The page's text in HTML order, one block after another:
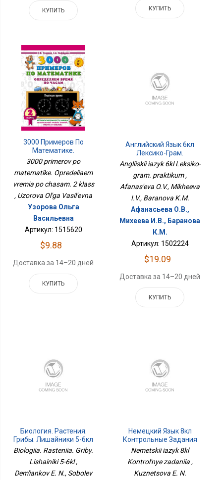
КУПИТЬ КУПИТЬ
3000 Примеров По
Математике.
Определяем Время По
Часам. 2 Класс
3000 primerov po
matematike. Opredeliaem
vremia po chasam. 2 klass
, Uzorova Ol'ga Vasil'evna
Узорова Ольга
Васильевна
Артикул: 1515620
$9.88
Доставка за 14–20 дней
КУПИТЬ
Английский Язык 6кл
Лексико-Грам.
Практикум
Angliiskii iazyk 6kl Leksiko-
gram. praktikum ,
Afanas'eva O.V., Mikheeva
I.V., Baranova K.M.
Афанасьева О.В.,
Михеева И.В., Баранова
К.М.
Артикул: 1502224
$19.09
Доставка за 14–20 дней
КУПИТЬ
Биология. Растения.
Грибы. Лишайники 5-6кл
Biologiia. Rasteniia. Griby.
Lishainiki 5-6kl ,
Dem'iankov E. N., Sobolev
Немецкий Язык 8кл
Контрольные Задания
Nemetskii iazyk 8kl
Kontrol'nye zadaniia ,
Kuznetsova E. N.